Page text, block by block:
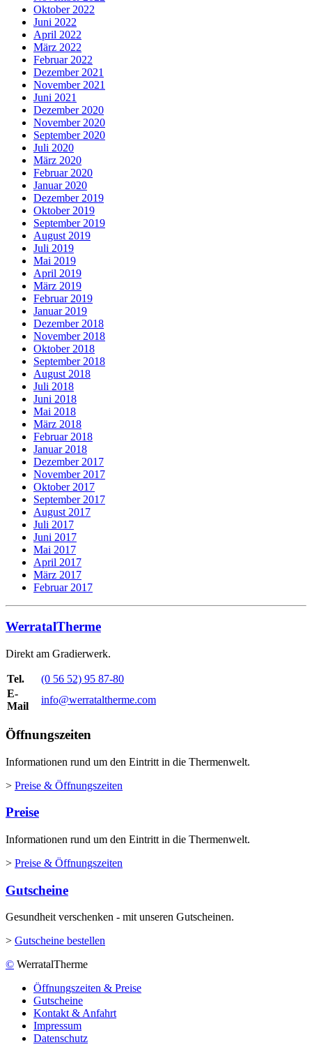
Oktober 2022
Juni 2022
April 2022
März 2022
Februar 2022
Dezember 2021
November 2021
Juni 2021
Dezember 2020
November 2020
September 2020
Juli 2020
März 2020
Februar 2020
Januar 2020
Dezember 2019
Oktober 2019
September 2019
August 2019
Juli 2019
Mai 2019
April 2019
März 2019
Februar 2019
Januar 2019
Dezember 2018
November 2018
Oktober 2018
September 2018
August 2018
Juli 2018
Juni 2018
Mai 2018
März 2018
Februar 2018
Januar 2018
Dezember 2017
November 2017
Oktober 2017
September 2017
August 2017
Juli 2017
Juni 2017
Mai 2017
April 2017
März 2017
Februar 2017
WerratalTherme
Direkt am Gradierwerk.
Tel.
(0 56 52) 95 87-80
E-
Mail
info@werrataltherme.com
Öffnungszeiten
Informationen rund um den Eintritt in die Thermenwelt.
> Preise & Öffnungszeiten
Preise
Informationen rund um den Eintritt in die Thermenwelt.
> Preise & Öffnungszeiten
Gutscheine
Gesundheit verschenken - mit unseren Gutscheinen.
> Gutscheine bestellen
© WerratalTherme
Öffnungszeiten & Preise
Gutscheine
Kontakt & Anfahrt
Impressum
Datenschutz